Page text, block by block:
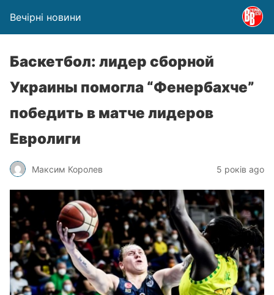
Вечірні новини
Баскетбол: лидер сборной
Украины помогла “Фенербахче”
победить в матче лидеров
Евролиги
Максим Королев 5 років ago